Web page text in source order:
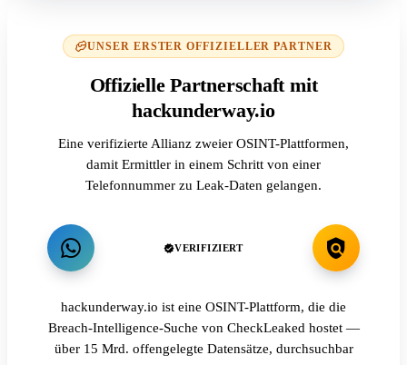
UNSER ERSTER OFFIZIELLER PARTNER
Offizielle Partnerschaft mit
hackunderway.io
Eine verifizierte Allianz zweier OSINT-Plattformen,
damit Ermittler in einem Schritt von einer
Telefonnummer zu Leak-Daten gelangen.
VERIFIZIERT
hackunderway.io ist eine OSINT-Plattform, die die
Breach-Intelligence-Suche von CheckLeaked hostet —
über 15 Mrd. offengelegte Datensätze, durchsuchbar